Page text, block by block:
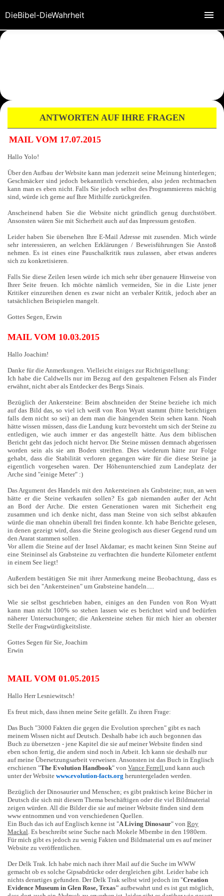
ANTWORTEN AUF IHRE FRAGEN
MAIL VOM 17.07.2015
Hallo Yolo!
Über den Aufbau der Website kann man jederzeit seine Meinung hinterlegen;
Geschmäcker sind jedoch bekanntlich verschieden, also jeden rechtmachen
kann man es eben nicht. Falls Sie jedoch selbst des Programmierens mächtig
sind, würde ich gerne auf Ihre Mithilfe zurückgreifen.
Anscheinend haben Sie die Website nicht gründlich genug durchstöbert.
Ansonsten wären Sie mit Sicherheit auch auf das Impressum gestoßen.
Leider haben Sie übersehen Ihre E-Mail Adresse mit zusenden. Mich würde
sehr interessieren, an welchen Erklärungen / Beweisführungen Sie Anstoß
nehmen. Es ist eines eine Pauschalkritik raus zulassen, aber etwas anderes
sich zu konkretisieren.
Falls Sie diese Zeilen lesen würde ich mich sehr über genauere Hinweise von
Ihrer Seite freuen. Ich möchte nämlich vermeiden, Sie in die Liste jener
Kritiker einzureihen denen es zwar nicht an verbaler Kritik, jedoch aber an
tatsächlichen Beispielen mangelt.
Gottes Segen, Erwin
MAIL VOM 10.03.2015
Hallo Joachim!
Danke für die Anmerkungen. Vielleicht einiges zur Richtigstellung:
Ich habe die Caldwells nur im Bezug auf den gespaltenen Felsen als Finder
erwähnt, nicht aber als Entdecker des Bergs Sinais.
Bezüglich der Ankersteine: Beim abschneiden der Steine beziehe ich mich
auf das Bild das, so viel ich weiß von Ron Wyatt stammt (bitte berichtigen
falls dem nicht so sei) an dem man die hängenden Stein sehen kann. Noah
hätte wissen müssen, dass die Landung kurz bevorsteht um sich der Steine zu
entledigen, wie auch immer er das angestellt hätte. Aus dem biblischen
Bericht geht das jedoch nicht hervor. Die Steine müssen demnach abgerissen
worden sein als sie am Boden streiften. Dies wiederum hätte zur Folge
gehabt, dass die Stabilität verloren gegangen wäre für die diese Steine ja
eigentlich vorgesehen waren. Der Höhenunterschied zum Landeplatz der
Arche sind "einige Meter" :)
Das Argument des Handels mit den Ankersteinen als Grabsteine; nun, an wen
hätte er die Steine verkaufen sollen? Es gab niemanden außer der Acht
an Bord der Arche. Die ersten Generationen waren mit Sicherheit eng
zusammen und ich denke nicht, dass man Steine von sich selbst abkaufen
würde die man ohnehin überall frei finden konnte. Ich habe Berichte gelesen,
in denen gezeigt wird, dass die Steine geologisch aus dieser Gegend rund um
den Ararat stammen sollen.
Vor allem die Steine auf der Insel Akdamar; es macht keinen Sinn Steine auf
eine Steininsel als Grabsteine zu verfrachten die hunderte Kilometer entfernt
in einem See liegt!
Außerdem bestätigen Sie mit ihrer Anmerkung meine Beobachtung, dass es
sich bei den "Ankersteinen" um Grabsteine handeln.....
Wie sie selbst geschrieben haben, einiges an den Funden von Ron Wyatt
kann man nicht 100% so stehen lassen wie es berichtet wird und bedürfen
näherer Untersuchungen; die Ankersteine stehen für mich hier an oberster
Stelle der Fragwürdigkeitsliste.
Gottes Segen für Sie, Joachim
Erwin
MAIL VOM 01.05.2015
Hallo Herr Lesniewitsch!
Es freut mich, dass ihnen meine Seite gefällt. Zu ihren Frage:
Das Buch "3000 Fakten die gegen die Evolution sprechen" gibt es nach
meinem Wissen nicht auf Deutsch. Deshalb habe ich auch begonnen das
Buch zu übersetzen - jene Kapitel die sie auf meiner Website finden sind
eben schon fertig, die andern sind noch in Arbeit. Ich kann sie deshalb nur
auf meine Übersetzungsarbeit verweisen. Ansonsten ist das Buch in Englisch
erschienen "The Evolution Handbook" von Vance Ferrell und kann auch
unter der Website www.evolution-facts.org heruntergeladen werden.
Bezüglich der Dinosaurier und Menschen; es gibt praktisch keine Bücher in
Deutsch die sich mit diesem Thema beschäftigen oder die viel Bildmaterial
zeigen würden. All die Bilder die sie auf meiner Website finden sind dem
www entnommen und von verschiedenen Quellen.
Ein Buch das ich auf Englisch kenne ist "A Living Dinosaur" von Roy
Mackal . Es beschreibt seine Suche nach Mokele Mbembe in den 1980ern.
Für mich gibt es jedoch zu wenig Fakten und Bildmaterial um es auf meiner
Website zu veröffentlichen.
Der Delk Trak. Ich habe mich nach ihrer Mail auf die Suche im WWW
gemacht ob es solche Gipsabdrücke oder dergleichen gibt. Leider habe ich
nichts derartiges gefunden. Der Delk Trak selbst wird jedoch im "Creation
Evidence Museum in Glen Rose, Texas" aufbewahrt und es ist gut möglich,
DieBibel-DieWahrheit